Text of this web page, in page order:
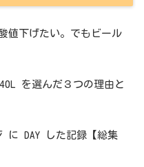
値下げたい。でもビール
を選んだ３つの理由と
に DAY した記録【総集